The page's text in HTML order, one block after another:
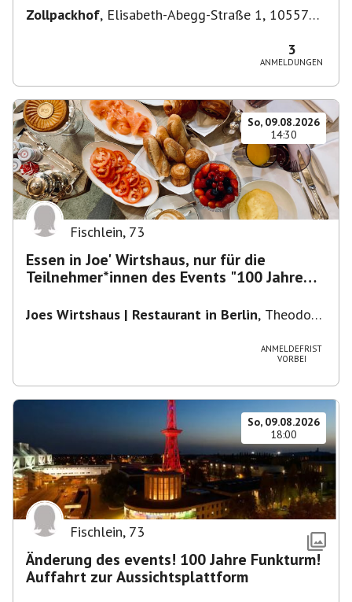
Zollpackhof, Elisabeth-Abegg-Straße 1, 10557
3
ANMELDUNGEN
So, 09.08.2026
14:30
Fischlein, 73
Essen in Joe' Wirtshaus, nur für die
Teilnehmer*innen des Events "100 Jahre
Joes Wirtshaus | Restaurant in Berlin, Theodor-
ANMELDEFRIST
VORBEI
So, 09.08.2026
18:00
Fischlein, 73
Änderung des events! 100 Jahre Funkturm!
Auffahrt zur Aussichtsplattform